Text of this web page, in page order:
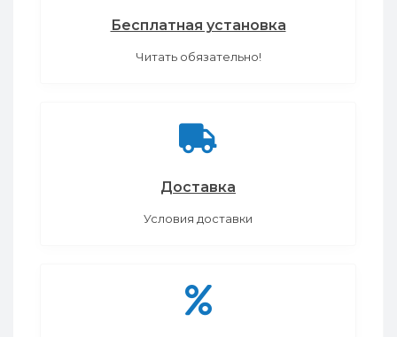
Бесплатная установка
Читать обязательно!
Доставка
Условия доставки